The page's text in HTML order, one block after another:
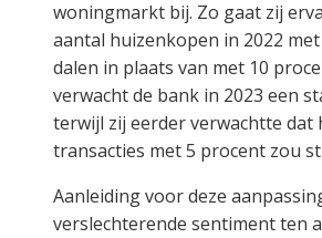
woningmarkt bij. Zo gaat zij
aantal huizenkopen in 2022
dalen in plaats van met 10
verwacht de bank in 2023 een
terwijl zij eerder verwachtte dat
transacties met 5 procent zou
Aanleiding voor deze
verslechterende sentiment ten